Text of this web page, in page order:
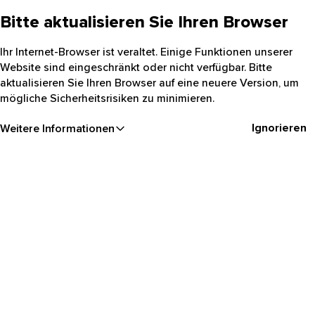
Bitte aktualisieren Sie Ihren Browser
Ihr Internet-Browser ist veraltet. Einige Funktionen unserer
Website sind eingeschränkt oder nicht verfügbar. Bitte
aktualisieren Sie Ihren Browser auf eine neuere Version, um
mögliche Sicherheitsrisiken zu minimieren.
Weitere Informationen Ignorieren